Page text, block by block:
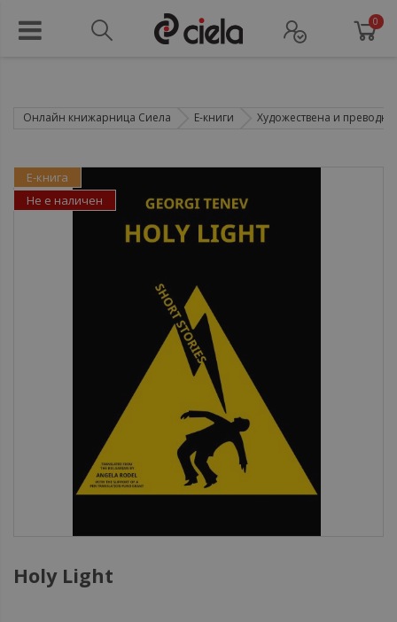
0
Онлайн книжарница Сиела Е-книги Художествена и преводна
Holy Light
Е-книга
Не е наличен